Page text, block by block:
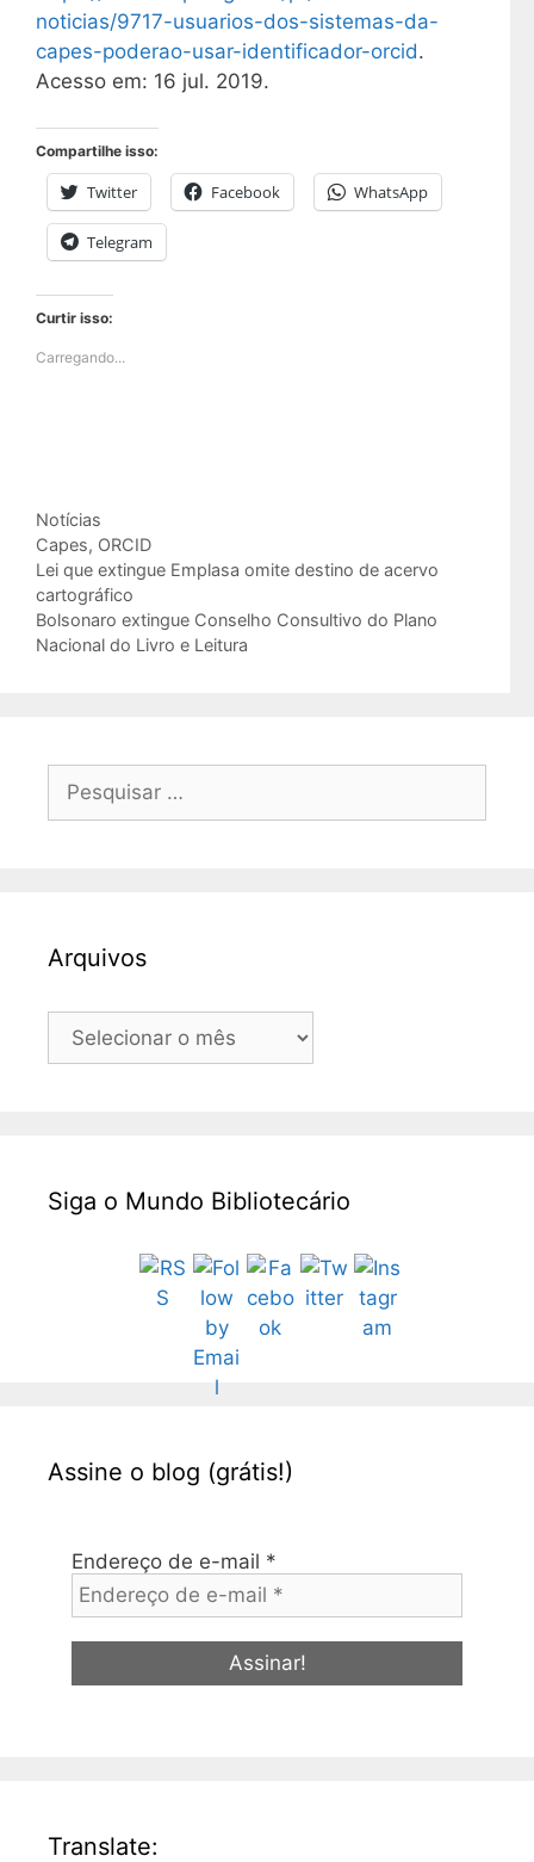
noticias/9717-usuarios-dos-sistemas-da-
capes-poderao-usar-identificador-orcid.
Acesso em: 16 jul. 2019.
Compartilhe isso:
Twitter Facebook WhatsApp
Telegram
Curtir isso:
Carregando...
Categorias
Notícias
Tags
Capes, ORCID
Lei que extingue Emplasa omite destino de acervo
cartográfico
Bolsonaro extingue Conselho Consultivo do Plano
Nacional do Livro e Leitura
por:
Arquivos
Arquivos
Siga o Mundo Bibliotecário
Assine o blog (grátis!)
Endereço de e-mail *
Translate: